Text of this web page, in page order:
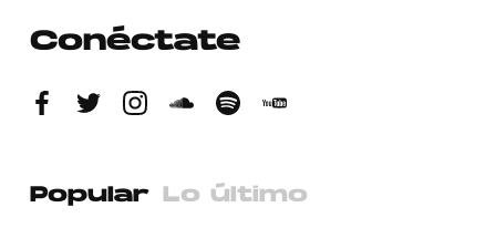
Conéctate
Popular Lo último